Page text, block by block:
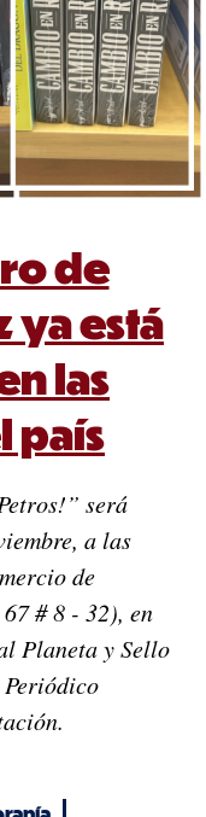
de
ya está
las
país
será
a las
de
# 8 - 32), en
Planeta y Sello